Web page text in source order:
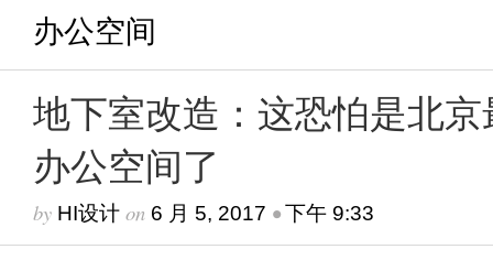
办公空间
地下室改造：这恐怕是北
办公空间了
by HI设计 on 6 月 5, 2017 •下午 9:33